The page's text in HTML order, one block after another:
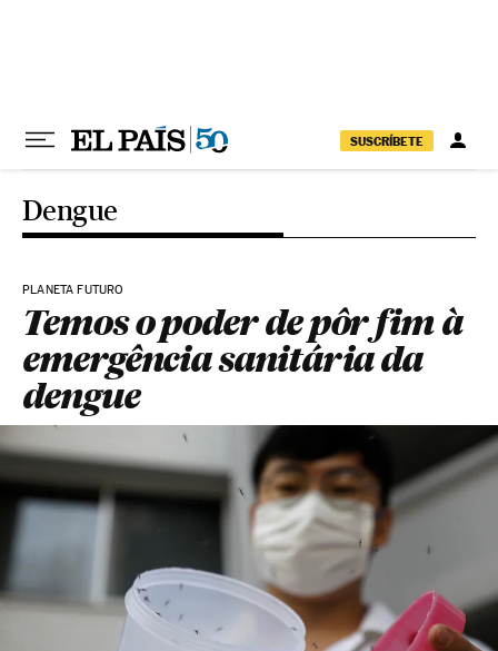
SUSCRÍBETE
Dengue
PLANETA FUTURO
Temos o poder de pôr fim à
emergência sanitária da
dengue